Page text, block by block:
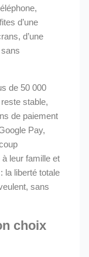
d’une
d’une
de 50 000
stable,
de paiement
Pay,
leur famille et
la liberté totale
sans
choix